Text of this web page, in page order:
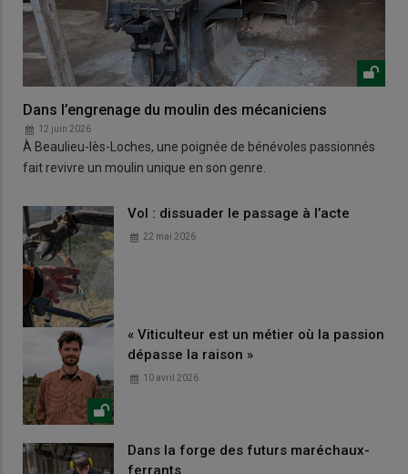
Dans l’engrenage du moulin des mécaniciens
12 juin 2026
À Beaulieu-lès-Loches, une poignée de bénévoles passionnés
fait revivre un moulin unique en son genre.
Vol : dissuader le passage à l’acte
22 mai 2026
« Viticulteur est un métier où la passion
dépasse la raison »
10 avril 2026
Dans la forge des futurs maréchaux-
ferrants